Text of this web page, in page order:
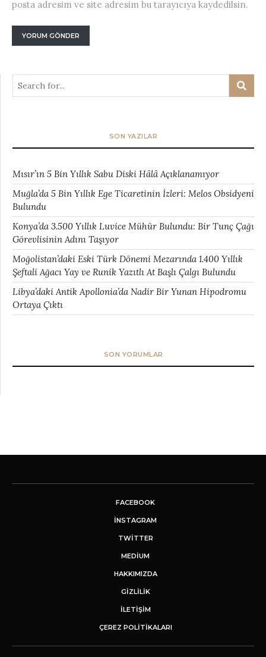
posta adresim ve site adresim bu tarayıcıya kaydedilsin.
SON YAZILAR
Mısır’ın 5 Bin Yıllık Sabu Diski Hâlâ Açıklanamıyor
Muğla’da 5 Bin Yıllık Ege Ticaretinin İzleri: Melos Obsidyeni
Bulundu
Konya’da 3.500 Yıllık Luvice Mühür Bulundu: Bir Tunç Çağı
Görevlisinin Adını Taşıyor
Moğolistan’daki Eski Türk Dönemi Mezarında 1.400 Yıllık
Şeftali Ağacı Yay ve Runik Yazıtlı At Başlı Çalgı Bulundu
Libya’daki Antik Apollonia’da Nadir Bir Yunan Hipodromu
Ortaya Çıktı
SON YORUMLAR
FACEBOOK
INSTAGRAM
TWITTER
MEDIUM
HAKKIMIZDA
GİZLİLİK
İLETIŞIM
ÇEREZ POLITIKALARI